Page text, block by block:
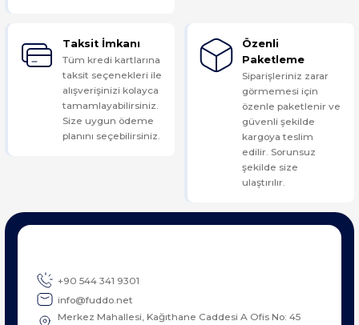
Taksit İmkanı
Tüm kredi kartlarına
taksit seçenekleri ile
alışverişinizi kolayca
tamamlayabilirsiniz.
Size uygun ödeme
planını seçebilirsiniz.
Özenli
Paketleme
Siparişleriniz zarar
görmemesi için
özenle paketlenir ve
güvenli şekilde
kargoya teslim
edilir. Sorunsuz
şekilde size
ulaştırılır.
+90 544 341 9301
info@fuddo.net
Merkez Mahallesi, Kağıthane Caddesi A Ofis No: 45